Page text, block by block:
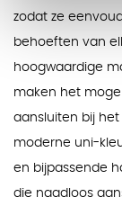
zodat ze
behoeften van
hoogwaardige
maken het
aansluiten bij
moderne uni-
en bijpassende
die naadloos